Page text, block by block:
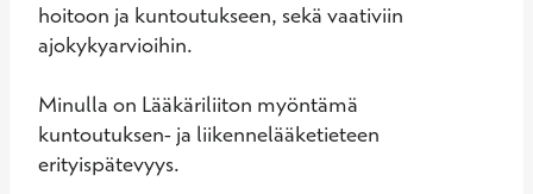
hoitoon ja kuntoutukseen, sekä vaativiin
ajokykyarvioihin.
Minulla on Lääkäriliiton myöntämä
kuntoutuksen- ja liikennelääketieteen
erityispätevyys.